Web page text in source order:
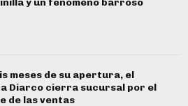
y un fenómeno barroso
meses de su apertura, el
Diarco cierra sucursal por el
de las ventas